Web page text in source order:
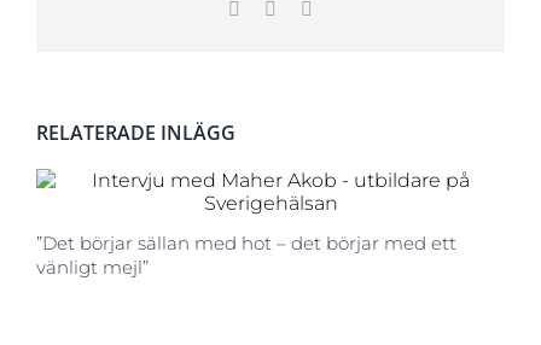
FacebookLinkedIn
RELATERADE INLÄGG
”Det börjar sällan med hot – det börjar med ett
vänligt mejl”